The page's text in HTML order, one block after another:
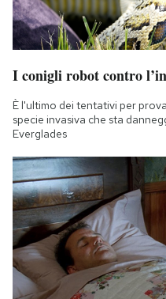
I conigli robot contro
È l'ultimo dei tentativi per
specie invasiva che sta
Everglades